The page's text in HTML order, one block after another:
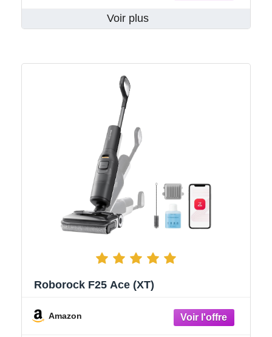
Voir plus
Roborock F25 Ace (XT)
Amazon